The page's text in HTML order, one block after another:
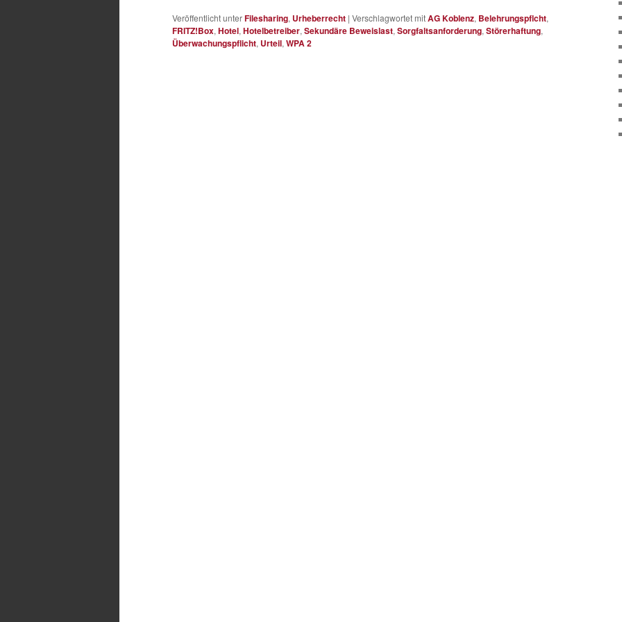
Veröffentlicht unterFilesharing, Urheberrecht | Verschlagwortet mitAG Koblenz, Belehrungspflcht,
FRITZ!Box, Hotel, Hotelbetreiber, Sekundäre Beweislast, Sorgfaltsanforderung, Störerhaftung,
Überwachungspflicht, Urteil, WPA 2